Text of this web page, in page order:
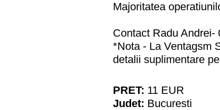
Majoritatea
Contact Radu Andrei-
*Nota - La Ventagsm
detalii suplimentare
PRET: 11 EUR
Judet: Bucuresti